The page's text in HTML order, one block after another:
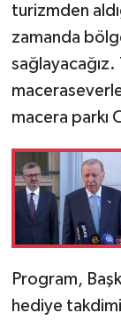
turizmden
zamanda
macera parkı
Program,
hediye